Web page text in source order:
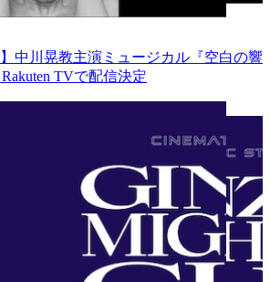
中川晃教主演ミュージカル『空白の響
TVで配信決定